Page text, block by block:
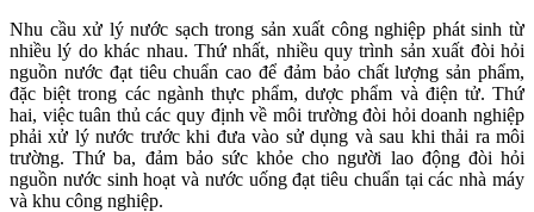
Nhu cầu xử lý nước sạch trong sản xuất công nghiệp phát sinh từ
nhiều lý do khác nhau. Thứ nhất, nhiều quy trình sản xuất đòi hỏi
nguồn nước đạt tiêu chuẩn cao để đảm bảo chất lượng sản phẩm,
đặc biệt trong các ngành thực phẩm, dược phẩm và điện tử. Thứ
hai, việc tuân thủ các quy định về môi trường đòi hỏi doanh nghiệp
phải xử lý nước trước khi đưa vào sử dụng và sau khi thải ra môi
trường. Thứ ba, đảm bảo sức khỏe cho người lao động đòi hỏi
nguồn nước sinh hoạt và nước uống đạt tiêu chuẩn tại các nhà máy
và khu công nghiệp.